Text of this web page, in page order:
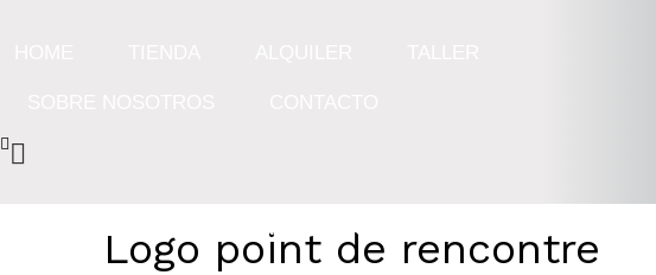
Más de 15 años de experiencia en el sector
Logo point de rencontre